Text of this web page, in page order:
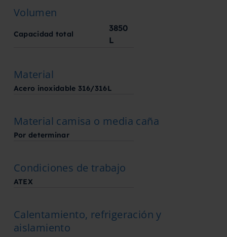
Volumen
Capacidad total
3850
L
Material
Acero inoxidable 316/316L
Material camisa o media caña
Por determinar
Condiciones de trabajo
ATEX
Calentamiento, refrigeración y
aislamiento